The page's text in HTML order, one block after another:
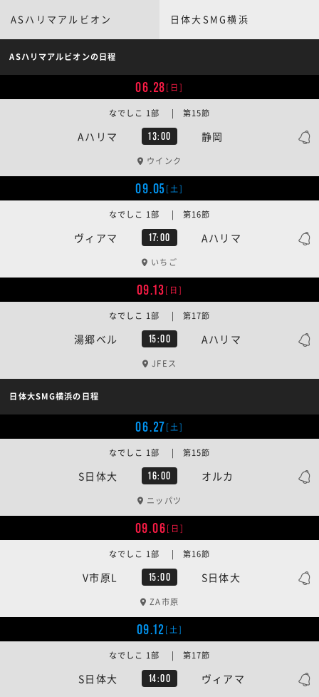
ASハリマアルビオン 日体大SMG横浜
ASハリマアルビオンの日程
06.28[日]
Aハリマ 13:00 静岡
なでしこ 1部 | 第15節
ウインク
09.05[土]
ヴィアマ 17:00 Aハリマ
なでしこ 1部 | 第16節
いちご
09.13[日]
湯郷ベル 15:00 Aハリマ
なでしこ 1部 | 第17節
JFEス
日体大SMG横浜の日程
06.27[土]
S日体大 16:00 オルカ
なでしこ 1部 | 第15節
ニッパツ
09.06[日]
V市原L 15:00 S日体大
なでしこ 1部 | 第16節
ZA市原
09.12[土]
S日体大 14:00 ヴィアマ
なでしこ 1部 | 第17節